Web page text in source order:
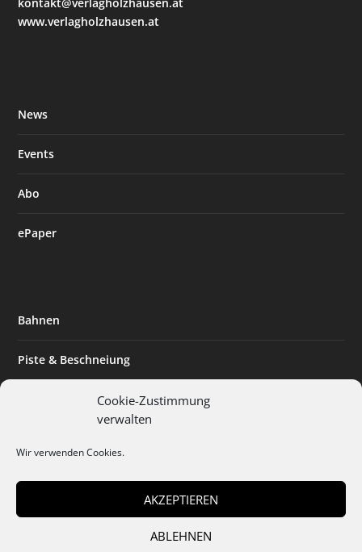
Cookie-Zustimmung
verwalten
Wir verwenden Cookies.
AKZEPTIEREN
ABLEHNEN
www.verlagholzhausen.at
News
Events
Abo
ePaper
Bahnen
Piste & Beschneiung
Expertise & Technik